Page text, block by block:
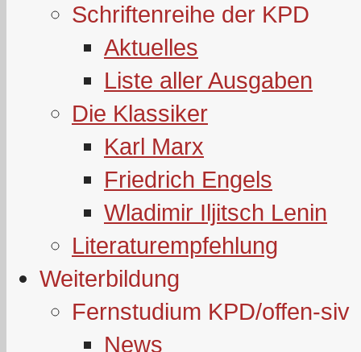
Schriftenreihe der KPD
Aktuelles
Liste aller Ausgaben
Die Klassiker
Karl Marx
Friedrich Engels
Wladimir Iljitsch Lenin
Literaturempfehlung
Weiterbildung
Fernstudium KPD/offen-siv
News